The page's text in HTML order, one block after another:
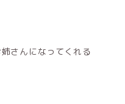
さんになってくれる